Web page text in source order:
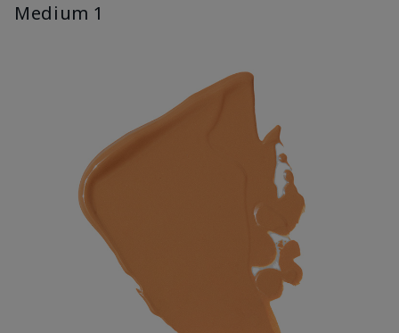
Medium 1